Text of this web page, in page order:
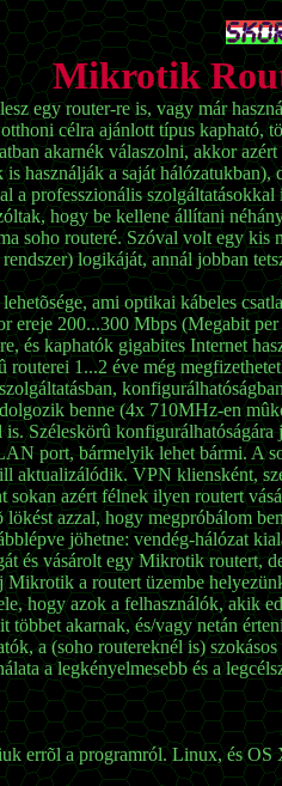
Mikrotik
egy router-re is, vagy már
célra ajánlott típus
akarnék válaszolni, akkor
használják a saját
a professzionális
hogy be kellene állítani
soho routeré. Szóval volt egy
logikáját, annál jobban
ami optikai kábeles
200...300 Mbps (Megabit
és kaphatók gigabites Internet
1...2 éve még
benne (4x 710MHz-en
Széleskörû
port, bármelyik lehet bármi. A
aktualizálódik. VPN kliensként,
sokan azért félnek ilyen routert
lökést azzal, hogy
jöhetne: vendég-hálózat
és vásárolt egy Mikrotik routert,
a routert üzembe
hogy azok a felhasználók, akik
akarnak, és/vagy netán
a (soho routereknél is)
a legkényelmesebb és a
errõl a programról. Linux, és